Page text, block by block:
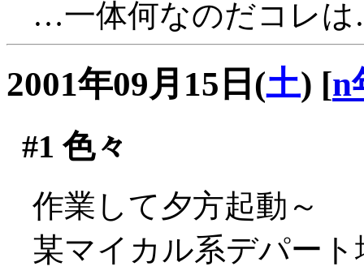
…一体何なのだコレ
2001年09月15日(土) [n
#1 色々
作業して夕方起動～
某マイカル系デパー